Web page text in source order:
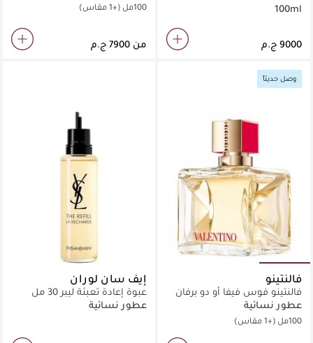
100ml
100مل (+1 مقاس)
من
وصل حديثاً
فالنتينو
فالنتينو فوس فيفا أو دو برفان
عطور نسائية
100مل (+1 مقاس)
إيف سان لوران
عبوة إعادة تعبئة ليبر 30 مل
عطور نسائية